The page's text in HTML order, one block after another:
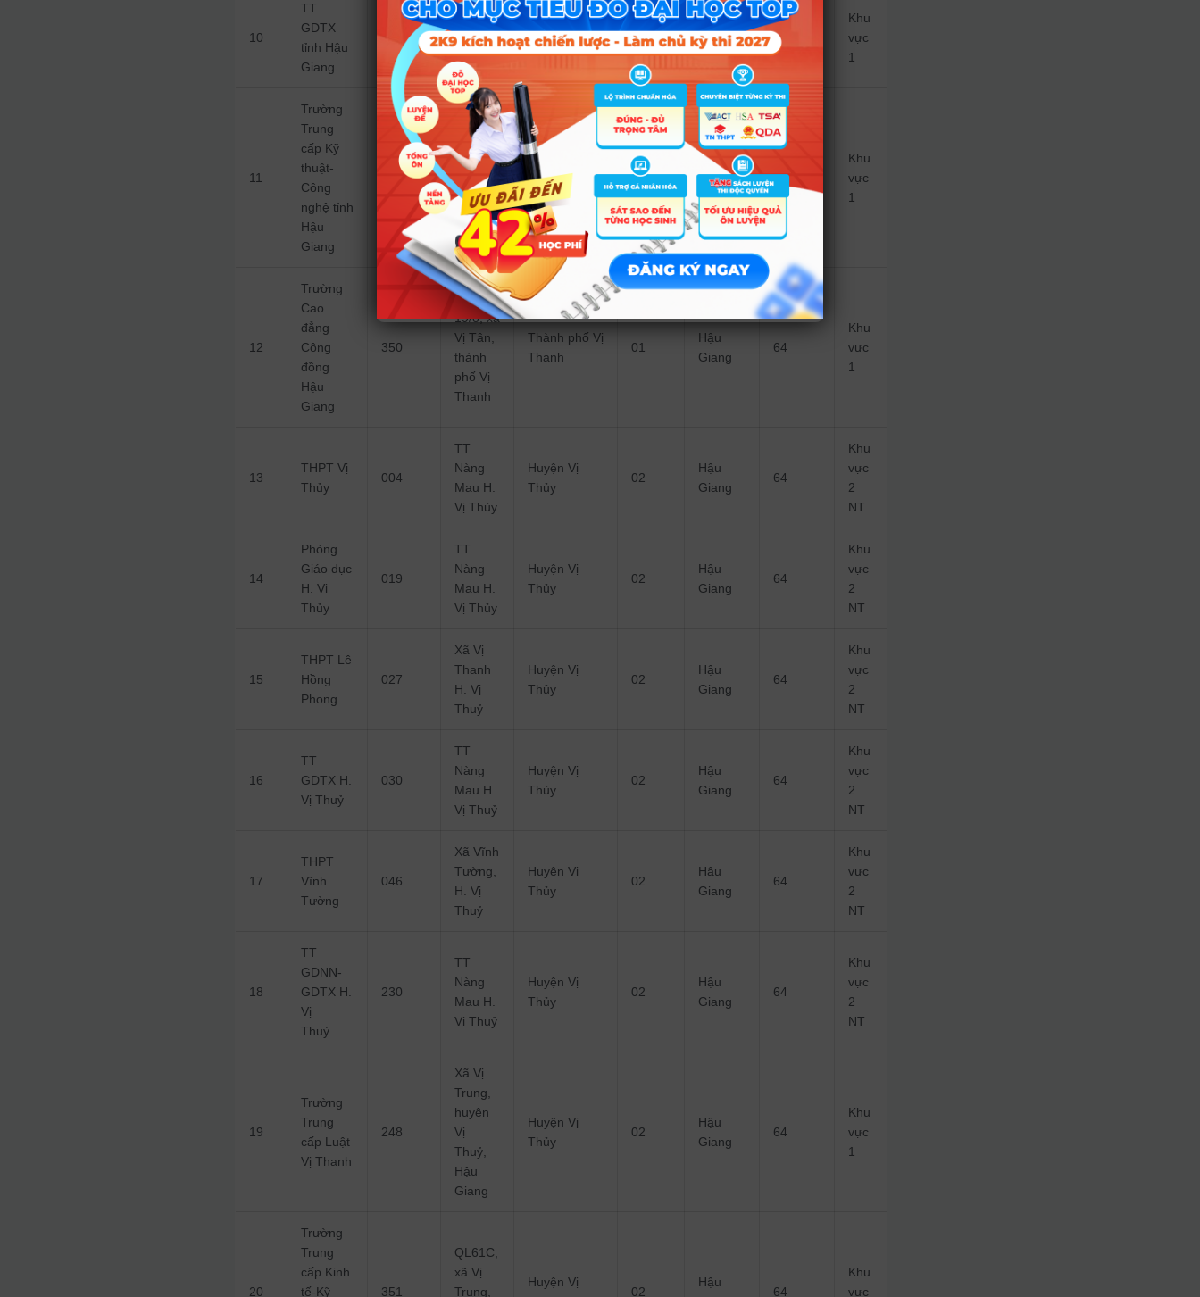
10
TT
GDTX
tỉnh Hậu
Giang
229
Phường
I thành
phố Vị
Thanh
Thành phố Vị
Thanh
01
Hậu
Giang
64
Khu
vực
1
11
Trường
Trung
cấp Kỹ
thuật-
Công
nghệ tỉnh
Hậu
Giang
349
Đường
19/8, xã
Vị Tân,
thành
phố Vị
Thanh
Thành phố Vị
Thanh
01
Hậu
Giang
64
Khu
vực
1
12
Trường
Cao
đẳng
Cộng
đồng
Hậu
Giang
350
Đường
19/8, xã
Vị Tân,
thành
phố Vị
Thanh
Thành phố Vị
Thanh
01
Hậu
Giang
64
Khu
vực
1
13
THPT Vị
Thủy
004
TT
Nàng
Mau H.
Vị Thủy
Huyện Vị
Thủy
02
Hậu
Giang
64
Khu
vực
2
NT
14
Phòng
Giáo dục
H. Vị
Thủy
019
TT
Nàng
Mau H.
Vị Thủy
Huyện Vị
Thủy
02
Hậu
Giang
64
Khu
vực
2
NT
15
THPT Lê
Hồng
Phong
027
Xã Vị
Thanh
H. Vị
Thuỷ
Huyện Vị
Thủy
02
Hậu
Giang
64
Khu
vực
2
NT
16
TT
GDTX H.
Vị Thuỷ
030
TT
Nàng
Mau H.
Vị Thuỷ
Huyện Vị
Thủy
02
Hậu
Giang
64
Khu
vực
2
NT
17
THPT
Vĩnh
Tường
046
Xã Vĩnh
Tường,
H. Vị
Thuỷ
Huyện Vị
Thủy
02
Hậu
Giang
64
Khu
vực
2
NT
18
TT
GDNN-
GDTX H.
Vị
Thuỷ
230
TT
Nàng
Mau H.
Vị Thuỷ
Huyện Vị
Thủy
02
Hậu
Giang
64
Khu
vực
2
NT
19
Trường
Trung
cấp Luật
Vị Thanh
248
Xã Vị
Trung,
huyện
Vị
Thuỷ,
Hậu
Giang
Huyện Vị
Thủy
02
Hậu
Giang
64
Khu
vực
1
20
Trường
Trung
cấp Kinh
tế-Kỹ
351
QL61C,
xã Vị
Trung,
Huyện Vị
02
Hậu
64
Khu
vực